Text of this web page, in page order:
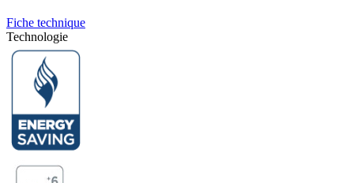
Fiche technique
Technologie